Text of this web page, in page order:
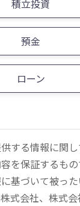
積立投資
預金
ローン
する情報に関
を保証するも
基づいて被っ
式会社、株式